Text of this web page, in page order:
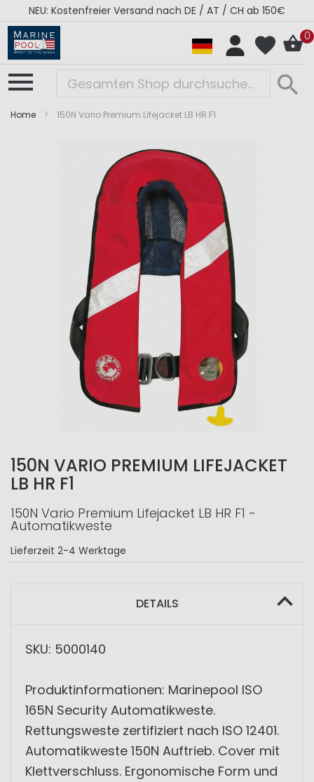
NEU: Kostenfreier Versand nach DE / AT / CH ab 150€
0
Home 150N Vario Premium Lifejacket LB HR F1
150N VARIO PREMIUM LIFEJACKET
LB HR F1
150N Vario Premium Lifejacket LB HR F1 -
Automatikweste
Lieferzeit 2-4 Werktage
DETAILS
SKU: 5000140
Produktinformationen: Marinepool ISO
165N Security Automatikweste.
Rettungsweste zertifiziert nach ISO 12401.
Automatikweste 150N Auftrieb. Cover mit
Klettverschluss. Ergonomische Form und